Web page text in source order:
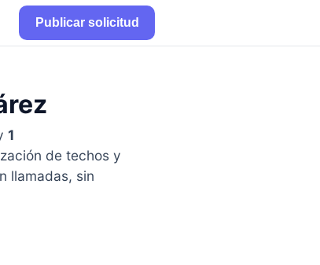
Publicar solicitud
1
de techos y
llamadas, sin